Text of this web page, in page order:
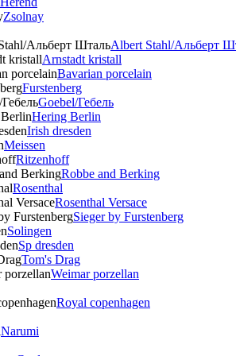
Zsolnay
Albert Stahl/Альбеpт
Arnstadt kristall
Bavarian porcelain
Furstenberg
Goebel/Гебель
Hering Berlin
Irish dresden
Meissen
Ritzenhoff
Robbe and Berking
Rosenthal
Rosenthal Versace
Sieger by Furstenberg
Solingen
Sp dresden
Tom's Drag
Weimar porzellan
Royal copenhagen
Narumi